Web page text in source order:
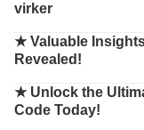
virker
★Valuable
Revealed!
★ Unlock the
Code Today!